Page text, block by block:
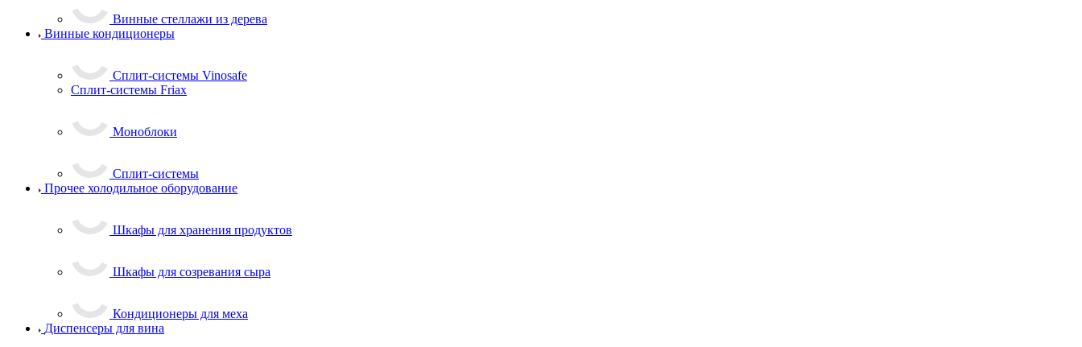
Винные стеллажи из дерева
Винные кондиционеры
Сплит-системы Vinosafe
Сплит-системы Friax
Моноблоки
Сплит-системы
Прочее холодильное оборудование
Шкафы для хранения продуктов
Шкафы для созревания сыра
Кондиционеры для меха
Диспенсеры для вина